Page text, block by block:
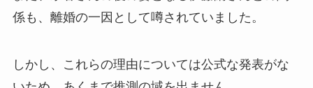
係も、離婚の一因として噂されていました。
しかし、これらの理由については公式な発表がな